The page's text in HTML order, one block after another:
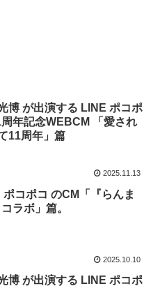
博 が出演する LINE ポコポ
年記念WEBCM 「愛され
11周年」篇
2025.11.13
ポコポコ のCM「『らんま
ラボ」篇。
2025.10.10
博 が出演する LINE ポコポ